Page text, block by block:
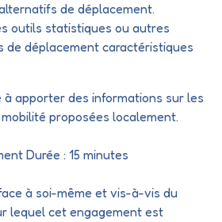
de déplacement.
outils statistiques ou autres
de déplacement caractéristiques
à apporter des informations sur les
proposées localement.
Durée : 15 minutes
à soi-même et vis-à-vis du
lequel cet engagement est